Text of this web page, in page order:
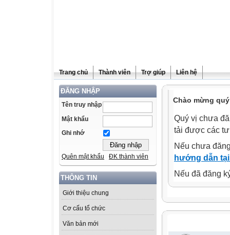
Trang chủ Thành viên Trợ giúp Liên hệ
ĐĂNG NHẬP
Tên truy nhập
Mật khẩu
Ghi nhớ
Quên mật khẩu ĐK thành viên
THÔNG TIN
Giới thiệu chung
Cơ cấu tổ chức
Văn bản mới
Chào mừng
Quý vị chưa
tải được các
Nếu chưa
hướng dẫn
Nếu đã đăng